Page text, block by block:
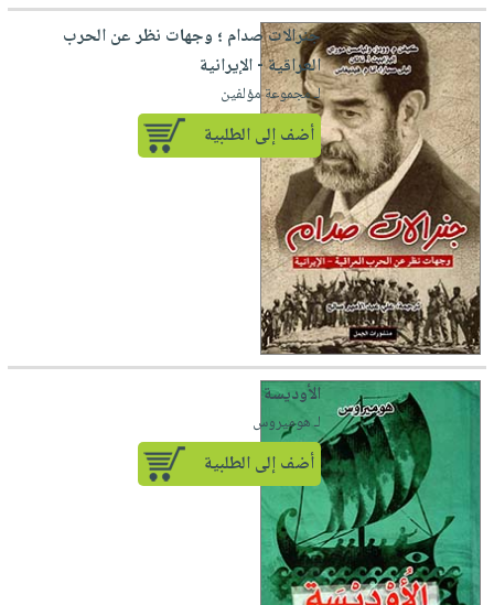
جنرالات صدام ؛ وجهات نظر عن الحرب
العراقية - الإيرانية
لـ مجموعة مؤلفين
أضف إلى الطلبية
الأوديسة
لـ هوميروس
أضف إلى الطلبية